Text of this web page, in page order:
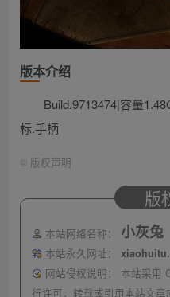
版本介绍
Build.9713474|容量
标.手柄
© 版权声明
版
本站网络名称： 小灰兔
本站永久网址：
网站侵权说明：
本站采用
行许可，转载或引用本站文章